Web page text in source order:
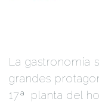
La gastronomía
grandes
17ª
planta del